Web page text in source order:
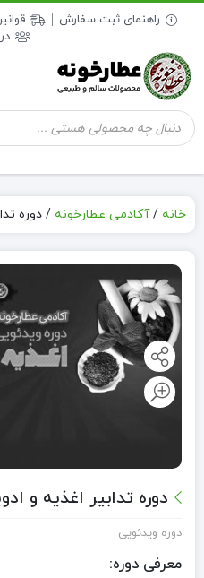
راهنمای ثبت سفارش
جستجوی
محصولات
خانه /آکادمی عطارخونه / دوره
دوره تدابیر اغذیه و
دوره ویدئویی
معرفی دوره: